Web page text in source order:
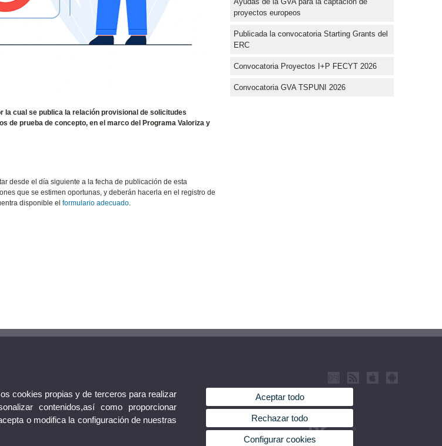
la cual se publica la relación provisional de solicitudes
de prueba de concepto, en el marco del Programa Valoriza y
desde el día siguiente a la fecha de publicación de esta
que se estimen oportunas, y deberán hacerla en el registro de
disponible elformulario adecuado
proyectos europeos
Publicada la convocatoria Starting Grants del
ERC
Convocatoria Proyectos I+P FECYT 2026
Convocatoria GVA TSPUNI 2026
cookies propias y de terceros para realizar
contenidos,así como proporcionar
o modifica la configuración de nuestras
Aceptar todo
Rechazar todo
Configurar cookies